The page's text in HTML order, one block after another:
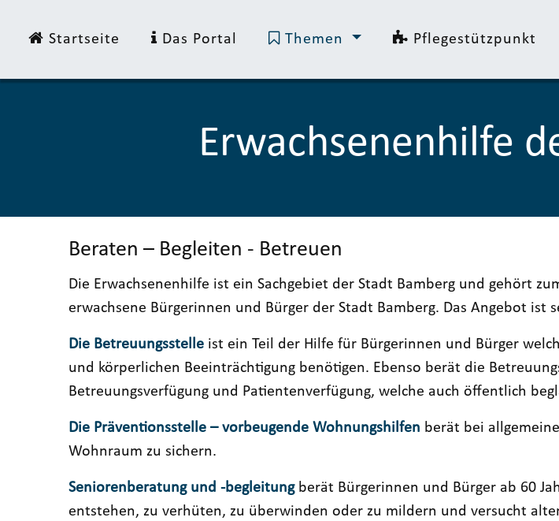
Startseite Das Portal Themen Pflegestützpunkt
Erwachsenenhilfe
Beraten – Begleiten - Betreuen
Die Erwachsenenhilfe ist ein Sachgebiet der Stadt Bamberg und gehört
erwachsene Bürgerinnen und Bürger der Stadt Bamberg. Das Angebot
Die Betreuungsstelle ist ein Teil der Hilfe für Bürgerinnen und Bürger
und körperlichen Beeinträchtigung benötigen. Ebenso berät die
Betreuungsverfügung und Patientenverfügung, welche auch öffentlich
Die Präventionsstelle – vorbeugende Wohnungshilfen berät bei
Wohnraum zu sichern.
Seniorenberatung und -begleitungberät Bürgerinnen und Bürger ab 60
entstehen, zu verhüten, zu überwinden oder zu mildern und versucht